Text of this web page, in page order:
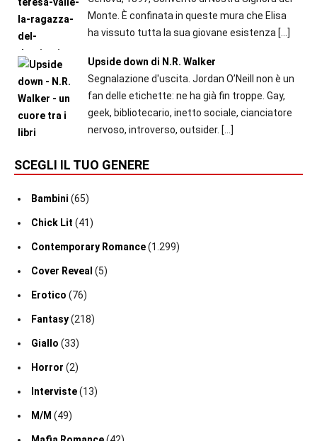
Monte. È confinata in queste mura che Elisa
ha vissuto tutta la sua giovane esistenza[…]
Upside down di N.R. Walker
Segnalazione d'uscita. Jordan O’Neill non è un
fan delle etichette: ne ha già fin troppe. Gay,
geek, bibliotecario, inetto sociale, cianciatore
nervoso, introverso, outsider. […]
SCEGLI IL TUO GENERE
Bambini (65)
Chick Lit (41)
Contemporary Romance(1.299)
Cover Reveal (5)
Erotico (76)
Fantasy(218)
Giallo (33)
Horror (2)
Interviste(13)
M/M (49)